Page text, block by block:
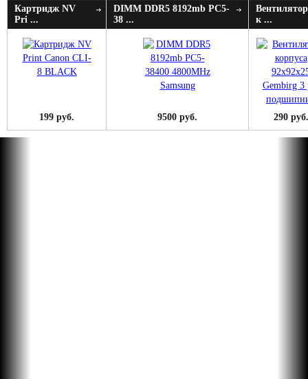
Картридж NV
Pri ...
199 руб.
DIMM DDR5 8192mb PC5-
38 ...
9500 руб.
Вентилятор
к ...
290 руб.